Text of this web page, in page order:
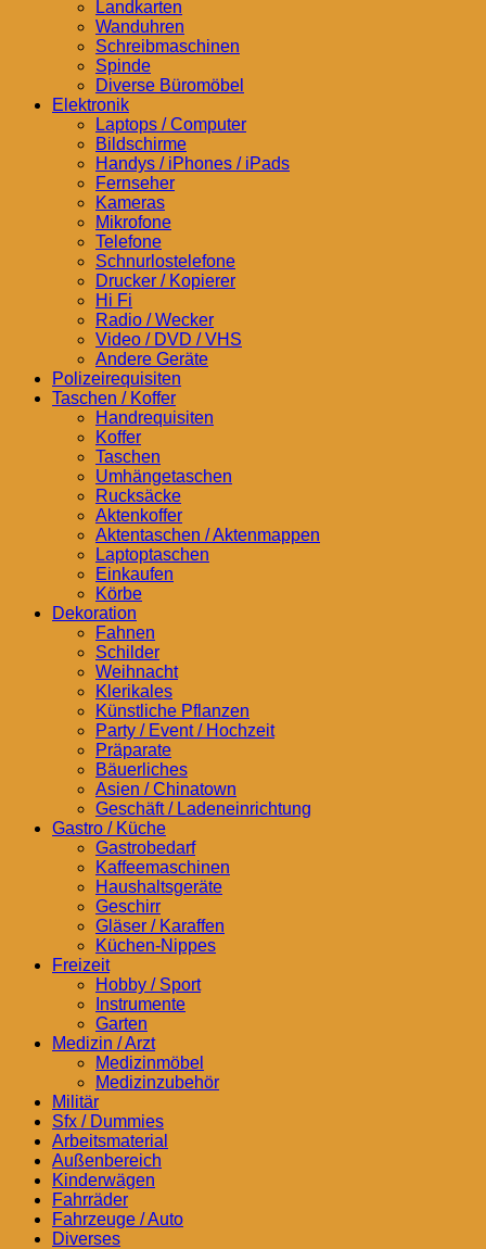
Landkarten
Wanduhren
Schreibmaschinen
Spinde
Diverse Büromöbel
Elektronik
Laptops / Computer
Bildschirme
Handys / iPhones / iPads
Fernseher
Kameras
Mikrofone
Telefone
Schnurlostelefone
Drucker / Kopierer
Hi Fi
Radio / Wecker
Video / DVD / VHS
Andere Geräte
Polizeirequisiten
Taschen / Koffer
Handrequisiten
Koffer
Taschen
Umhängetaschen
Rucksäcke
Aktenkoffer
Aktentaschen / Aktenmappen
Laptoptaschen
Einkaufen
Körbe
Dekoration
Fahnen
Schilder
Weihnacht
Klerikales
Künstliche Pflanzen
Party / Event / Hochzeit
Präparate
Bäuerliches
Asien / Chinatown
Geschäft / Ladeneinrichtung
Gastro / Küche
Gastrobedarf
Kaffeemaschinen
Haushaltsgeräte
Geschirr
Gläser / Karaffen
Küchen-Nippes
Freizeit
Hobby / Sport
Instrumente
Garten
Medizin / Arzt
Medizinmöbel
Medizinzubehör
Militär
Sfx / Dummies
Arbeitsmaterial
Außenbereich
Kinderwägen
Fahrräder
Fahrzeuge / Auto
Diverses